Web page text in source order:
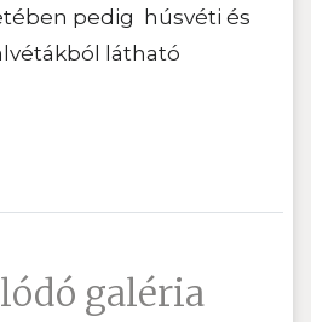
pedig húsvéti és
látható
galéria